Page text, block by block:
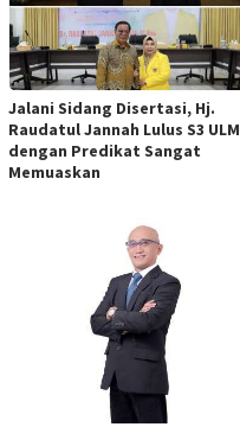
Jalani Sidang Disertasi, Hj.
Raudatul Jannah Lulus S3 ULM
dengan Predikat Sangat
Memuaskan